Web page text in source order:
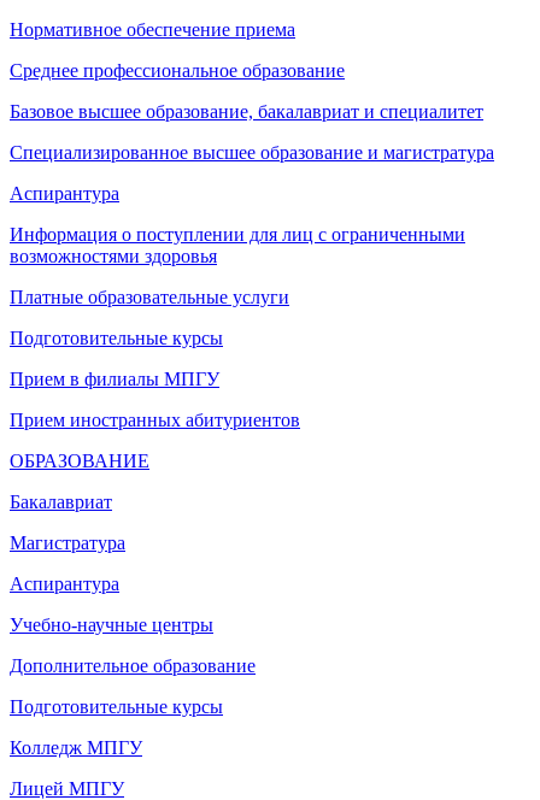
Нормативное обеспечение приема
Среднее профессиональное образование
Базовое высшее образование, бакалавриат и специалитет
Специализированное высшее образование и магистратура
Аспирантура
Информация о поступлении для лиц с ограниченными
возможностями здоровья
Платные образовательные услуги
Подготовительные курсы
Прием в филиалы МПГУ
Прием иностранных абитуриентов
ОБРАЗОВАНИЕ
Бакалавриат
Магистратура
Аспирантура
Учебно-научные центры
Дополнительное образование
Подготовительные курсы
Колледж МПГУ
Лицей МПГУ